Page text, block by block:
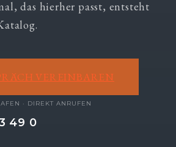
das hierher passt, entsteht
VEREINBAREN
· DIREKT ANRUFEN
49 0